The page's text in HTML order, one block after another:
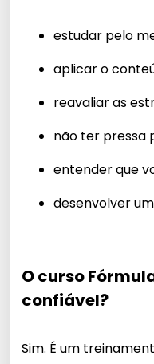
estudar pelo
aplicar o
reavaliar as
não ter pressa
entender que
desenvolver
O curso
confiável?
Sim. É um